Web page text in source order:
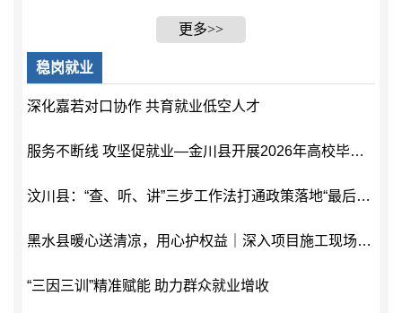
更多>>
稳岗就业
深化嘉若对口协作 共育就业低空人才
服务不断线 攻坚促就业—金川县开展2026年高校毕业生暨企业现场招聘会
汶川县：“查、听、讲”三步工作法打通政策落地“最后一公里”
黑水县暖心送清凉，用心护权益｜深入项目施工现场开展“夏日送清凉”活动
“三因三训”精准赋能 助力群众就业增收